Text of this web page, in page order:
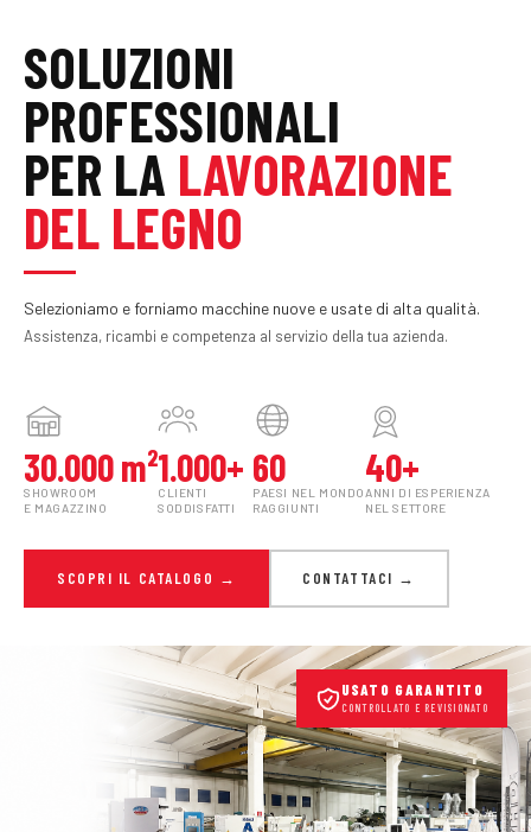
SOLUZIONI
PROFESSIONALI
PER LA LAVORAZIONE
DEL LEGNO
Selezioniamo e forniamo macchine nuove e usate di alta qualità.
Assistenza, ricambi e competenza al servizio della tua azienda.
30.000 m²
SHOWROOM
E MAGAZZINO
1.000+
CLIENTI
SODDISFATTI
60
PAESI NEL MONDO
RAGGIUNTI
40+
ANNI DI ESPERIENZA
NEL SETTORE
SCOPRI IL CATALOGO → CONTATTACI →
USATO GARANTITO
CONTROLLATO E REVISIONATO